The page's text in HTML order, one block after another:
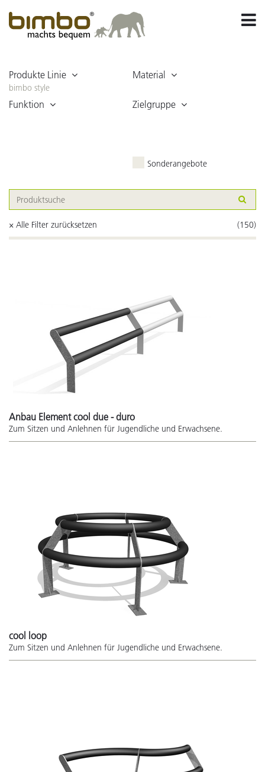
Produkte Linie
bimbo style
Funktion
Material
Zielgruppe
Sonderangebote
× Alle Filter zurücksetzen (150)
Anbau Element cool due - duro
Zum Sitzen und Anlehnen für Jugendliche und Erwachsene.
cool loop
Zum Sitzen und Anlehnen für Jugendliche und Erwachsene.